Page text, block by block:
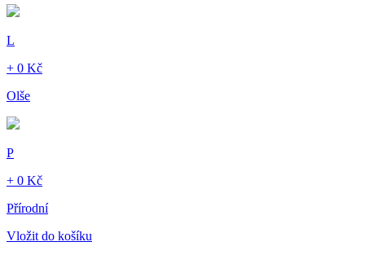
L
+ 0 Kč
Olše
P
+ 0 Kč
Přírodní
Vložit do košíku